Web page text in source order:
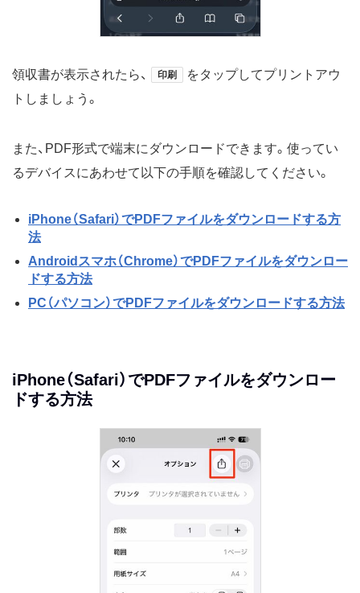
領収書が表示されたら、 印刷
をタップしてプリントアウ
トしましょう。
また、PDF形式で端末にダウンロードできます。使ってい
るデバイスにあわせて以下の手順を確認してください。
iPhone（Safari）でPDFファイルをダウンロードする方
法
Androidスマホ（Chrome）でPDFファイルをダウンロー
ドする方法
PC（パソコン）でPDFファイルをダウンロードする方法
iPhone（Safari）でPDFファイルをダウンロー
ドする方法